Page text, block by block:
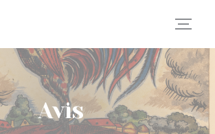
vos choix en matière de cookies
Avis